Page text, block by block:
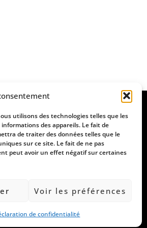
utilisons des technologies telles que les
des appareils. Le fait de
de traiter des données telles que le
sur ce site. Le fait de ne pas
peut avoir un effet négatif sur certaines
Voir les préférences
de confidentialité